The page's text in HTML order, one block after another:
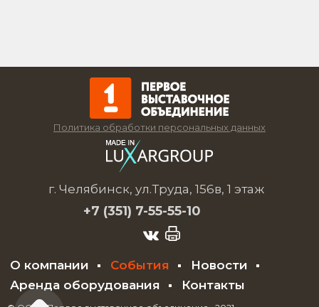
Политика обработки персональных данных
г. Челябинск, ул.Труда, 156в, 1 этаж
+7 (351) 7-55-55-10
О компании События
Новости
Аренда оборудования
Контакты